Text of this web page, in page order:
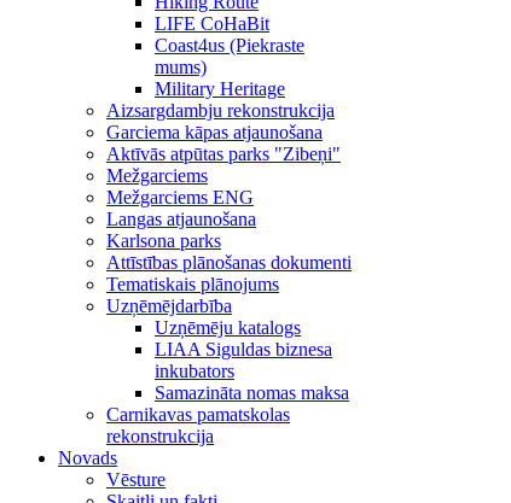
LIFE CoHaBit
Coast4us (Piekraste
mums)
Military Heritage
Aizsargdambju rekonstrukcija
Garciema kāpas atjaunošana
Aktīvās atpūtas parks "Zibeņi"
Mežgarciems
Mežgarciems ENG
Langas atjaunošana
Karlsona parks
Attīstības plānošanas dokumenti
Tematiskais plānojums
Uzņēmējdarbība
Uzņēmēju katalogs
LIAA Siguldas biznesa
inkubators
Samazināta nomas maksa
Carnikavas pamatskolas
rekonstrukcija
Novads
Vēsture